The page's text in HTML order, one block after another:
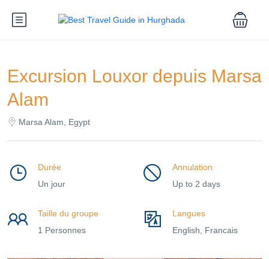
Excursion Louxor depuis Marsa
Alam
Marsa Alam, Egypt
Durée
Un jour
Annulation
Up to 2 days
Taille du groupe
1 Personnes
Langues
English, Francais